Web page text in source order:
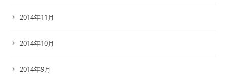
2014年11月
2014年10月
2014年9月